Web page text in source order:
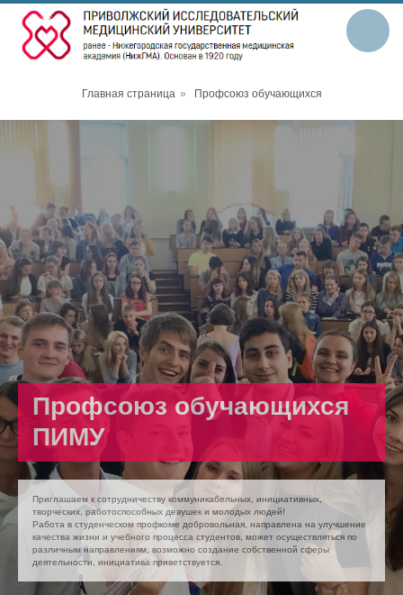
Главная страница » Профсоюз обучающихся
Профсоюз обучающихся
ПИМУ
Приглашаем к сотрудничеству коммуникабельных, инициативных,
творческих, работоспособных девушек и молодых людей!
Работа в студенческом профкоме добровольная, направлена на улучшение
качества жизни и учебного процесса студентов, может осуществляться по
различным направлениям, возможно создание собственной сферы
деятельности, инициатива приветствуется.